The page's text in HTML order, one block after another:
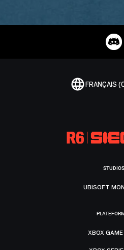
FRANÇAIS
STUDIOS
UBISOFT
XBOX